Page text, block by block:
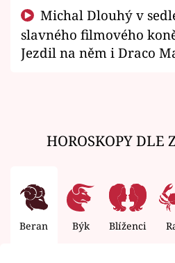
slavného filmového
Jezdil na něm i Draco
HOROSKOPY DLE
Beran Býk Blíženci